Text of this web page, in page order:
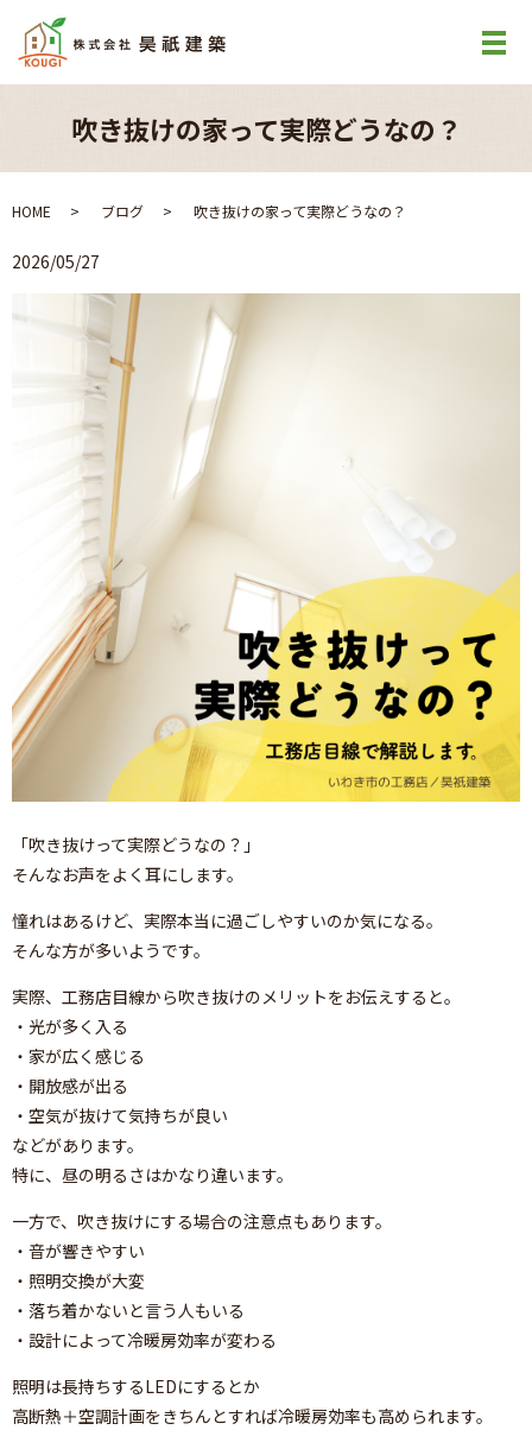
吹き抜けの家って実際どうなの？
HOME ブログ 吹き抜けの家って実際どうなの？
2026/05/27
「吹き抜けって実際どうなの？」
そんなお声をよく耳にします。
憧れはあるけど、実際本当に過ごしやすいのか気になる。
そんな方が多いようです。
実際、工務店目線から吹き抜けのメリットをお伝えすると。
・光が多く入る
・家が広く感じる
・開放感が出る
・空気が抜けて気持ちが良い
などがあります。
特に、昼の明るさはかなり違います。
一方で、吹き抜けにする場合の注意点もあります。
・音が響きやすい
・照明交換が大変
・落ち着かないと言う人もいる
・設計によって冷暖房効率が変わる
照明は長持ちするLEDにするとか
高断熱＋空調計画をきちんとすれば冷暖房効率も高められます。